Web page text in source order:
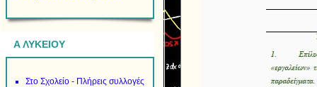
Α ΛΥΚΕΙΟΥ
Στο Σχολείο - Πλήρεις συλλογές